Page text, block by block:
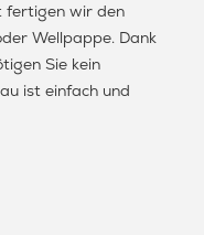
fertigen wir den
Wellpappe. Dank
Sie kein
ist einfach und